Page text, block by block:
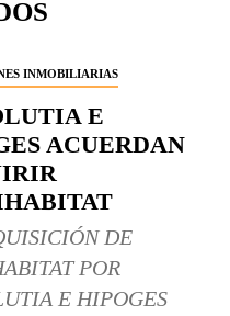
INMOBILIARIAS
E
ACUERDAN
DE
POR
E HIPOGES